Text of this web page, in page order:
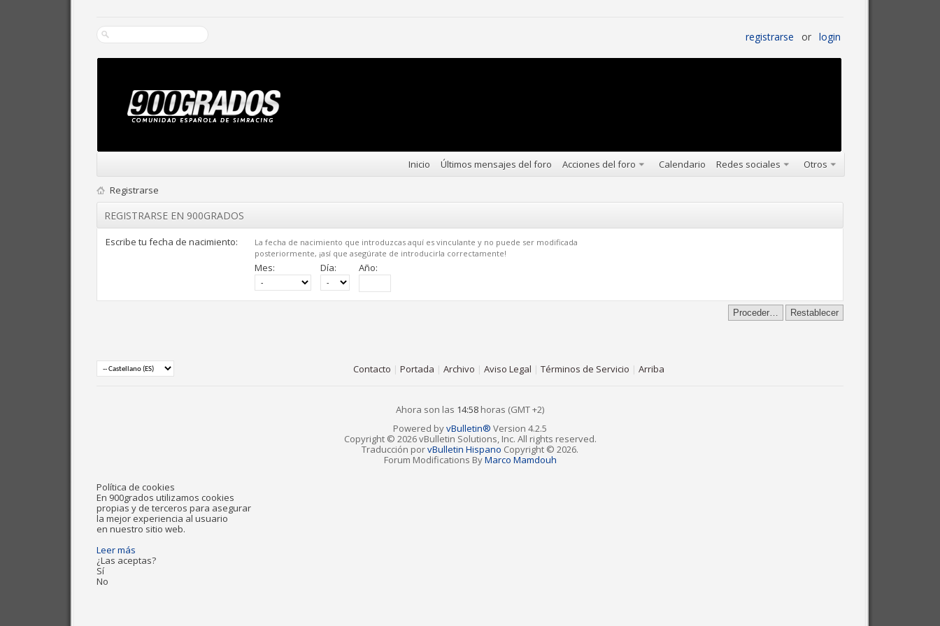
registrarse or login
Inicio Últimos mensajes del foro Acciones del foro Calendario Redes sociales Otros
Registrarse
REGISTRARSE EN 900GRADOS
Escribe tu fecha de nacimiento:
La fecha de nacimiento que introduzcas aquí es vinculante y no puede ser modificada
posteriormente, ¡así que asegúrate de introducirla correctamente!
Mes: Día: Año:
Contacto | Portada | Archivo | Aviso Legal | Términos de Servicio | Arriba
Ahora son las 14:58 horas (GMT +2)
Powered byvBulletin® Version 4.2.5
Copyright © 2026 vBulletin Solutions, Inc. All rights reserved.
Traducción porvBulletin Hispano Copyright © 2026.
Forum Modifications ByMarco Mamdouh
Política de cookies
En 900grados utilizamos cookies
propias y de terceros para asegurar
la mejor experiencia al usuario
en nuestro sitio web.
Leer más
¿Las aceptas?
Sí
No